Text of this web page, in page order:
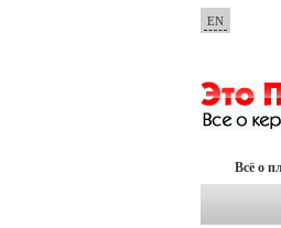
EN
Всё о